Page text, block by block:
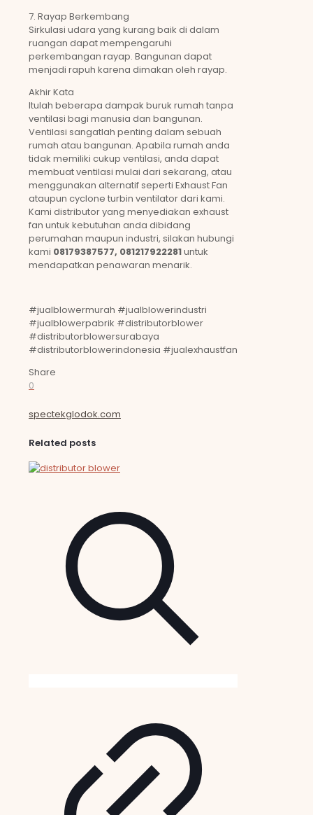
7. Rayap Berkembang
Sirkulasi udara yang kurang baik di dalam
ruangan dapat mempengaruhi
perkembangan rayap. Bangunan dapat
menjadi rapuh karena dimakan oleh rayap.
Akhir Kata
Itulah beberapa dampak buruk rumah tanpa
ventilasi bagi manusia dan bangunan.
Ventilasi sangatlah penting dalam sebuah
rumah atau bangunan. Apabila rumah anda
tidak memiliki cukup ventilasi, anda dapat
membuat ventilasi mulai dari sekarang, atau
menggunakan alternatif seperti Exhaust Fan
ataupun cyclone turbin ventilator dari kami.
Kami distributor yang menyediakan exhaust
fan untuk kebutuhan anda dibidang
perumahan maupun industri, silakan hubungi
kami 08179387577, 081217922281untuk
mendapatkan penawaran menarik.
#jualblowermurah #jualblowerindustri
#jualblowerpabrik #distributorblower
#distributorblowersurabaya
#distributorblowerindonesia #jualexhaustfan
Share
0
spectekglodok.com
Related posts